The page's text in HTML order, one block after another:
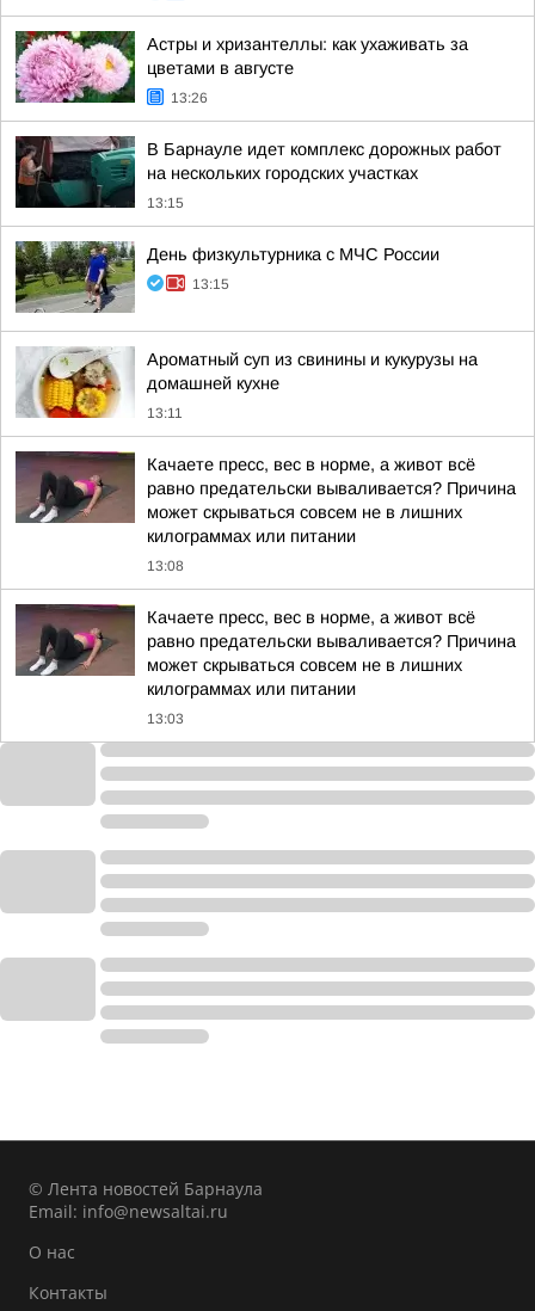
Астры и хризантеллы: как ухаживать за
цветами в августе
13:26
В Барнауле идет комплекс дорожных работ
на нескольких городских участках
13:15
День физкультурника с МЧС России
13:15
Ароматный суп из свинины и кукурузы на
домашней кухне
13:11
Качаете пресс, вес в норме, а живот всё
равно предательски вываливается? Причина
может скрываться совсем не в лишних
килограммах или питании
13:08
Качаете пресс, вес в норме, а живот всё
равно предательски вываливается? Причина
может скрываться совсем не в лишних
килограммах или питании
13:03
© Лента новостей Барнаула
Email: info@newsaltai.ru
О нас
Контакты